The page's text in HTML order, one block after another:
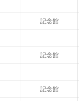
記念館
記念館
記念館